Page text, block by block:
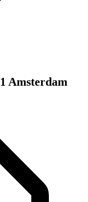
Amsterdam